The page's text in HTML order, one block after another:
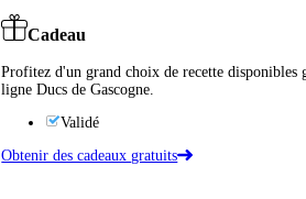
Cadeau
Profitez d'un grand choix de recette disponibles
ligne Ducs de Gascogne.
Validé
Obtenir des cadeaux gratuits